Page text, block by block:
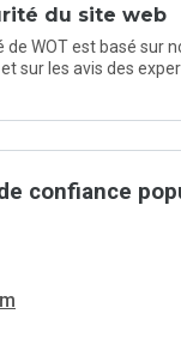
du site web
de WOT est basé sur
sur les avis des
confiance